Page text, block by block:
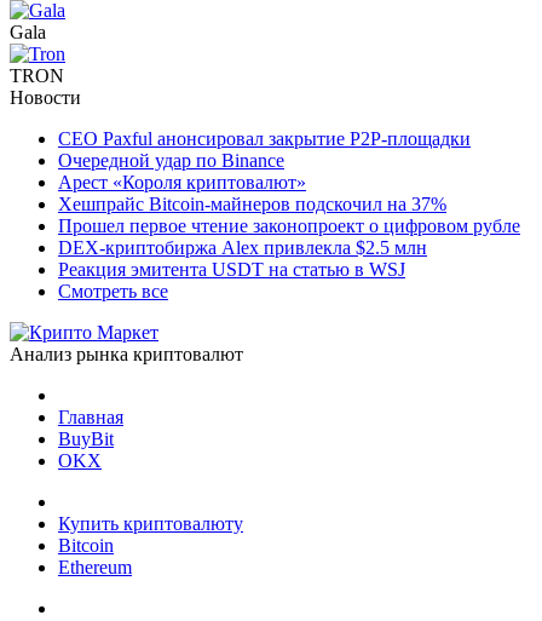
Gala
TRON
Новости
CEO Paxful анонсировал закрытие P2P-площадки
Очередной удар по Binance
Арест «Короля криптовалют»
Хешпрайс Bitcoin-майнеров подскочил на 37%
Прошел первое чтение законопроект о цифровом рубле
DEX-криптобиржа Alex привлекла $2.5 млн
Реакция эмитента USDT на статью в WSJ
Смотреть все
Анализ рынка криптовалют
Главная
BuyBit
OKX
Купить криптовалюту
Bitcoin
Ethereum